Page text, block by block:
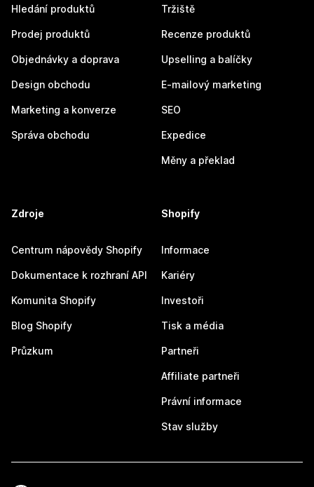
Hledání produktů
Prodej produktů
Objednávky a doprava
Design obchodu
Marketing a konverze
Správa obchodu
Tržiště
Recenze produktů
Upselling a balíčky
E-mailový marketing
SEO
Expedice
Měny a překlad
Zdroje
Centrum nápovědy Shopify
Dokumentace k rozhraní API
Komunita Shopify
Blog Shopify
Průzkum
Shopify
Informace
Kariéry
Investoři
Tisk a média
Partneři
Affiliate partneři
Právní informace
Stav služby